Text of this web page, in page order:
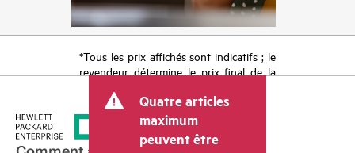
*Tous les prix affichés sont indicatifs ; le
revendeur détermine le prix final de la
tels que la TVA ou les taxes sur la vente
et les frais d’expédition. Le prix de la
transaction déterminé par le revendeur
peut varier par rapport à d’autres
Quatre articles
maximum
peuvent être